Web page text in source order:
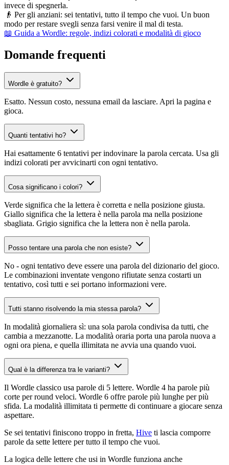
invece di spegnerla.
👴 Per gli anziani: sei tentativi, tutto il tempo che vuoi. Un buon
modo per restare svegli senza farsi venire il mal di testa.
📖 Guida a Wordle: regole, indizi colorati e modalità di gioco
Domande frequenti
Wordle è gratuito?
Esatto. Nessun costo, nessuna email da lasciare. Apri la pagina e
gioca.
Quanti tentativi ho?
Hai esattamente 6 tentativi per indovinare la parola cercata. Usa gli
indizi colorati per avvicinarti con ogni tentativo.
Cosa significano i colori?
Verde significa che la lettera è corretta e nella posizione giusta.
Giallo significa che la lettera è nella parola ma nella posizione
sbagliata. Grigio significa che la lettera non è nella parola.
Posso tentare una parola che non esiste?
No - ogni tentativo deve essere una parola del dizionario del gioco.
Le combinazioni inventate vengono rifiutate senza costarti un
tentativo, così tutti e sei portano informazioni vere.
Tutti stanno risolvendo la mia stessa parola?
In modalità giornaliera sì: una sola parola condivisa da tutti, che
cambia a mezzanotte. La modalità oraria porta una parola nuova a
ogni ora piena, e quella illimitata ne avvia una quando vuoi.
Qual è la differenza tra le varianti?
Il Wordle classico usa parole di 5 lettere. Wordle 4 ha parole più
corte per round veloci. Wordle 6 offre parole più lunghe per più
sfida. La modalità illimitata ti permette di continuare a giocare senza
aspettare.
Se sei tentativi finiscono troppo in fretta, Hive ti lascia comporre
parole da sette lettere per tutto il tempo che vuoi.
La logica delle lettere che usi in Wordle funziona anche